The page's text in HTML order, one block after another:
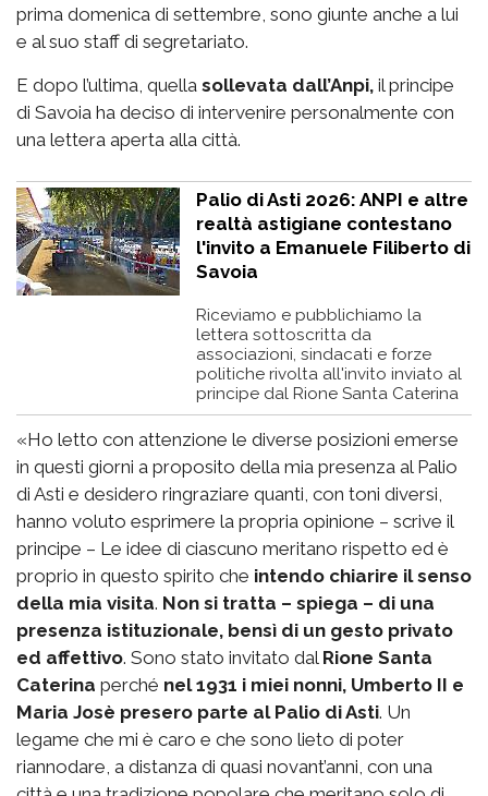
prima domenica di settembre, sono giunte anche a lui
e al suo staff di segretariato.
E dopo l’ultima, quella sollevata dall’Anpi, il principe
di Savoia ha deciso di intervenire personalmente con
una lettera aperta alla città.
Palio di Asti 2026: ANPI e altre
realtà astigiane contestano
l'invito a Emanuele Filiberto di
Savoia
Riceviamo e pubblichiamo la
lettera sottoscritta da
associazioni, sindacati e forze
politiche rivolta all'invito inviato al
principe dal Rione Santa Caterina
«Ho letto con attenzione le diverse posizioni emerse
in questi giorni a proposito della mia presenza al Palio
di Asti e desidero ringraziare quanti, con toni diversi,
hanno voluto esprimere la propria opinione – scrive il
principe – Le idee di ciascuno meritano rispetto ed è
proprio in questo spirito che intendo chiarire il senso
della mia visita. Non si tratta – spiega – di una
presenza istituzionale, bensì di un gesto privato
ed affettivo. Sono stato invitato dal Rione Santa
Caterina perché nel 1931 i miei nonni, Umberto II e
Maria Josè presero parte al Palio di Asti. Un
legame che mi è caro e che sono lieto di poter
riannodare, a distanza di quasi novant’anni, con una